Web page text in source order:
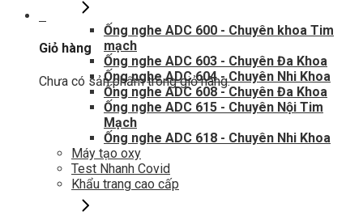
Giỏ hàng
Chưa có sản phẩm trong giỏ hàng.
Ống nghe ADC 600 - Chuyên khoa Tim
mạch
Ống nghe ADC 603 - Chuyên Đa Khoa
Ống nghe ADC 604 - Chuyên Nhi Khoa
Ống nghe ADC 608 - Chuyên Đa Khoa
Ống nghe ADC 615 - Chuyên Nội Tim
Mạch
Ống nghe ADC 618 - Chuyên Nhi Khoa
Máy tạo oxy
Test Nhanh Covid
Khẩu trang cao cấp